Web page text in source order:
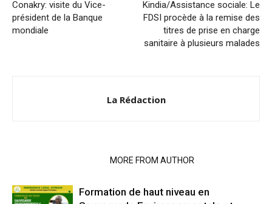
Conakry: visite du Vice-
président de la Banque
mondiale
Kindia/Assistance sociale: Le
FDSI procède à la remise des
titres de prise en charge
sanitaire à plusieurs malades
La Rédaction
MORE FROM AUTHOR
Formation de haut niveau en